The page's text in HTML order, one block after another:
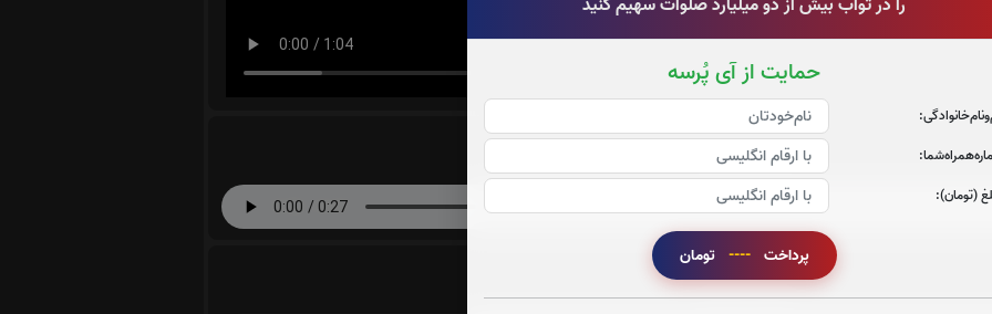
حمایت از آی پُرسه
(تومان):
پرداخت ---- تومان
صوت سوره قدر
صوت آیت الکرسی